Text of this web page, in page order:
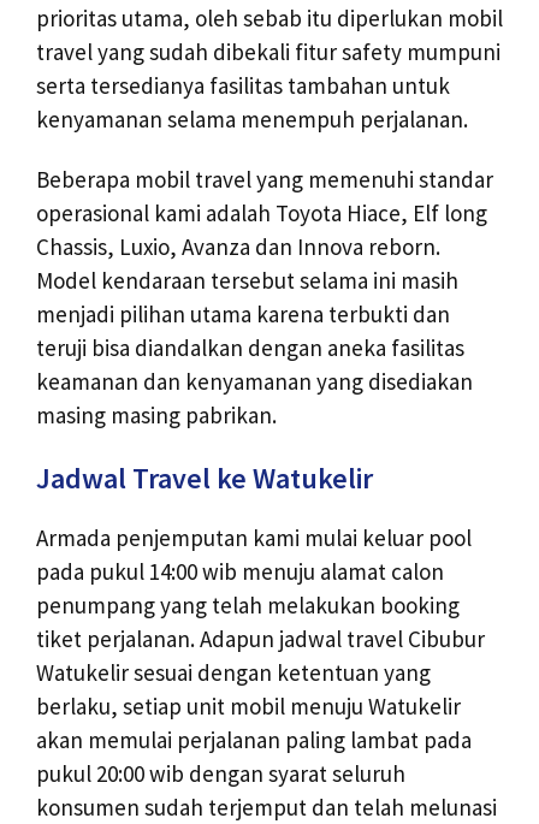
prioritas utama, oleh sebab itu diperlukan mobil
travel yang sudah dibekali fitur safety mumpuni
serta tersedianya fasilitas tambahan untuk
kenyamanan selama menempuh perjalanan.
Beberapa mobil travel yang memenuhi standar
operasional kami adalah Toyota Hiace, Elf long
Chassis, Luxio, Avanza dan Innova reborn.
Model kendaraan tersebut selama ini masih
menjadi pilihan utama karena terbukti dan
teruji bisa diandalkan dengan aneka fasilitas
keamanan dan kenyamanan yang disediakan
masing masing pabrikan.
Jadwal Travel ke Watukelir
Armada penjemputan kami mulai keluar pool
pada pukul 14:00 wib menuju alamat calon
penumpang yang telah melakukan booking
tiket perjalanan. Adapun jadwal travel Cibubur
Watukelir sesuai dengan ketentuan yang
berlaku, setiap unit mobil menuju Watukelir
akan memulai perjalanan paling lambat pada
pukul 20:00 wib dengan syarat seluruh
konsumen sudah terjemput dan telah melunasi